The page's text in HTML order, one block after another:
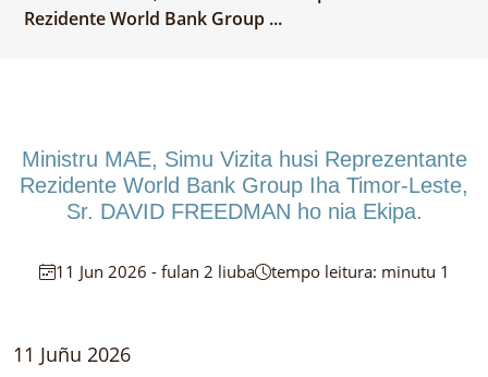
Rezidente World Bank Group ...
Ministru MAE, Simu Vizita husi Reprezentante
Rezidente World Bank Group Iha Timor-Leste,
Sr. DAVID FREEDMAN ho nia Ekipa.
11 Jun 2026 - fulan 2 liuba tempo leitura: minutu 1
11 Juñu 2026